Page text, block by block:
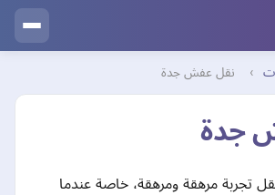
› نقل عفش جدة
جدة
تجربة مرهقة ومرهقة، خاصة عندما